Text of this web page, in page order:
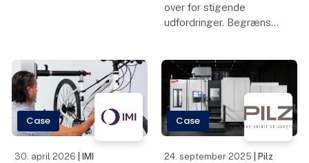
mekanisk/pneumatisk til
også at blive datadrevet.
over for stigende
udfordringer. Begrænset
varesortiment lagde et
betydeligt pres på
teamet. Manuel
opbevaring og plukning
af ordrer v
Case
30. april 2026 | IMI
Case
24. september 2025
| Pilz